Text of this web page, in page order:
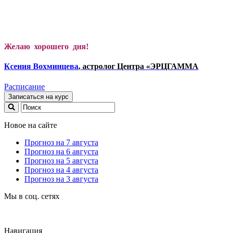
Желаю хорошего дня!
Ксения Вохминцева, астролог Центра «ЭРЦГАММА
Расписание
Записаться на курс
Новое на сайте
Прогноз на 7 августа
Прогноз на 6 августа
Прогноз на 5 августа
Прогноз на 4 августа
Прогноз на 3 августа
Мы в соц. сетях
Навигация